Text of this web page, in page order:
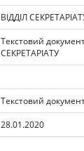
ВІДДІЛ
Текстовий
СЕКРЕТАРІАТУ
Текстовий
28.01.2020